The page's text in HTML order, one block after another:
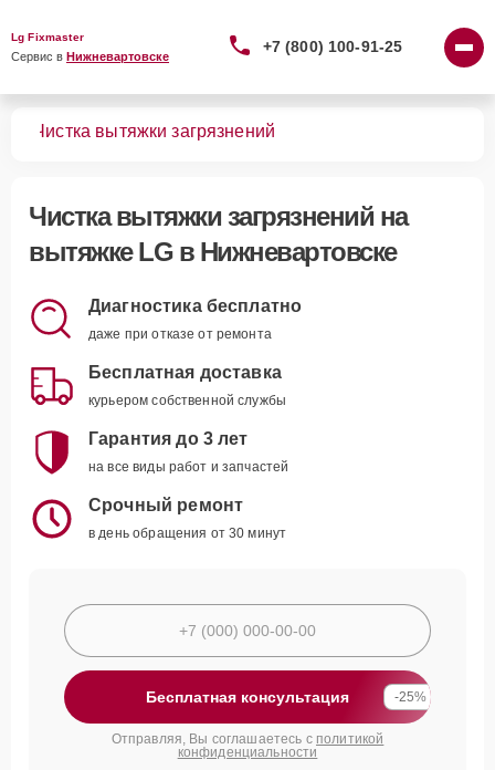
Lg Fixmaster
Сервис в Нижневартовске
+7 (800) 100-91-25
Чистка вытяжки загрязнений
Чистка вытяжки загрязнений на
вытяжке LG в Нижневартовске
Диагностика бесплатно
даже при отказе от ремонта
Бесплатная доставка
курьером собственной службы
Гарантия до 3 лет
на все виды работ и запчастей
Срочный ремонт
в день обращения от 30 минут
Бесплатная консультация -25%
Отправляя, Вы соглашаетесь с политикой
конфиденциальности